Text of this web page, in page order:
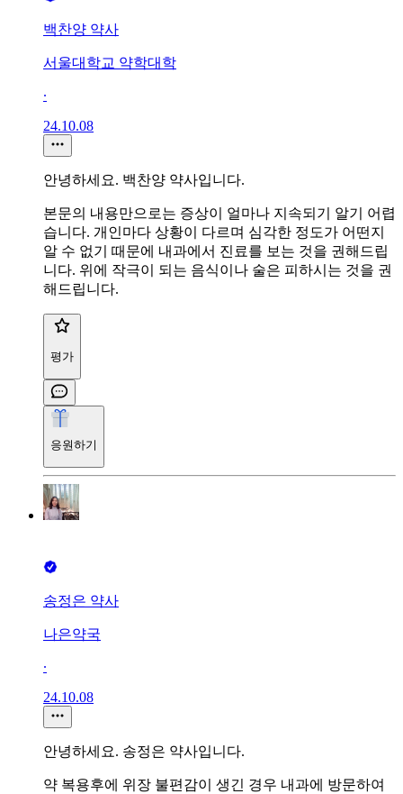
백찬양 약사
서울대학교 약학대학
∙
24.10.08
안녕하세요. 백찬양 약사입니다.
본문의 내용만으로는 증상이 얼마나 지속되기 알기 어렵
습니다. 개인마다 상황이 다르며 심각한 정도가 어떤지
알 수 없기 때문에 내과에서 진료를 보는 것을 권해드립
니다. 위에 작극이 되는 음식이나 술은 피하시는 것을 권
해드립니다.
평가
응원하기
송정은 약사
나은약국
∙
24.10.08
안녕하세요. 송정은 약사입니다.
약 복용후에 위장 불편감이 생긴 경우 내과에 방문하여